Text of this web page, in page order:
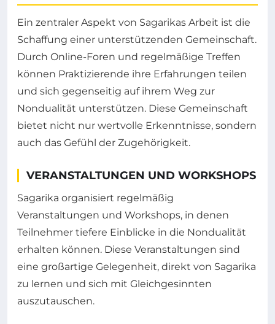
Ein zentraler Aspekt von Sagarikas Arbeit ist die
Schaffung einer unterstützenden Gemeinschaft.
Durch Online-Foren und regelmäßige Treffen
können Praktizierende ihre Erfahrungen teilen
und sich gegenseitig auf ihrem Weg zur
Nondualität unterstützen. Diese Gemeinschaft
bietet nicht nur wertvolle Erkenntnisse, sondern
auch das Gefühl der Zugehörigkeit.
VERANSTALTUNGEN UND WORKSHOPS
Sagarika organisiert regelmäßig
Veranstaltungen und Workshops, in denen
Teilnehmer tiefere Einblicke in die Nondualität
erhalten können. Diese Veranstaltungen sind
eine großartige Gelegenheit, direkt von Sagarika
zu lernen und sich mit Gleichgesinnten
auszutauschen.